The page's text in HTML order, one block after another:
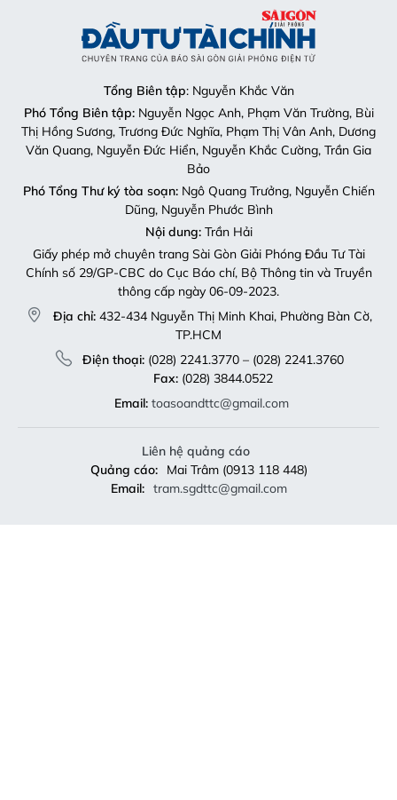
Tổng Biên tập: Nguyễn Khắc Văn
Phó Tổng Biên tập:Nguyễn Ngọc Anh, Phạm Văn Trường, Bùi
Thị Hồng Sương, Trương Đức Nghĩa, Phạm Thị Vân Anh, Dương
Văn Quang, Nguyễn Đức Hiển, Nguyễn Khắc Cường, Trần Gia
Bảo
Phó Tổng Thư ký tòa soạn:Ngô Quang Trưởng, Nguyễn Chiến
Dũng, Nguyễn Phước Bình
Nội dung:Trần Hải
Giấy phép mở chuyên trang Sài Gòn Giải Phóng Đầu Tư Tài
Chính số 29/GP-CBC do Cục Báo chí, Bộ Thông tin và Truyền
thông cấp ngày 06-09-2023.
Địa chỉ: 432-434 Nguyễn Thị Minh Khai, Phường Bàn Cờ,
TP.HCM
Điện thoại:(028) 2241.3770 – (028) 2241.3760
Fax:(028) 3844.0522
Email: toasoandttc@gmail.com
Liên hệ quảng cáo
Quảng cáo:
Mai Trâm (0913 118 448)
Email: tram.sgdttc@gmail.com